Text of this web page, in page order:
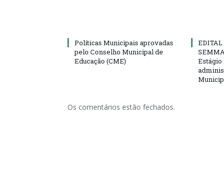
Políticas Municipais aprovadas
pelo Conselho Municipal de
Educação (CME)
EDITAL
Estágio
Os comentários estão fechados.